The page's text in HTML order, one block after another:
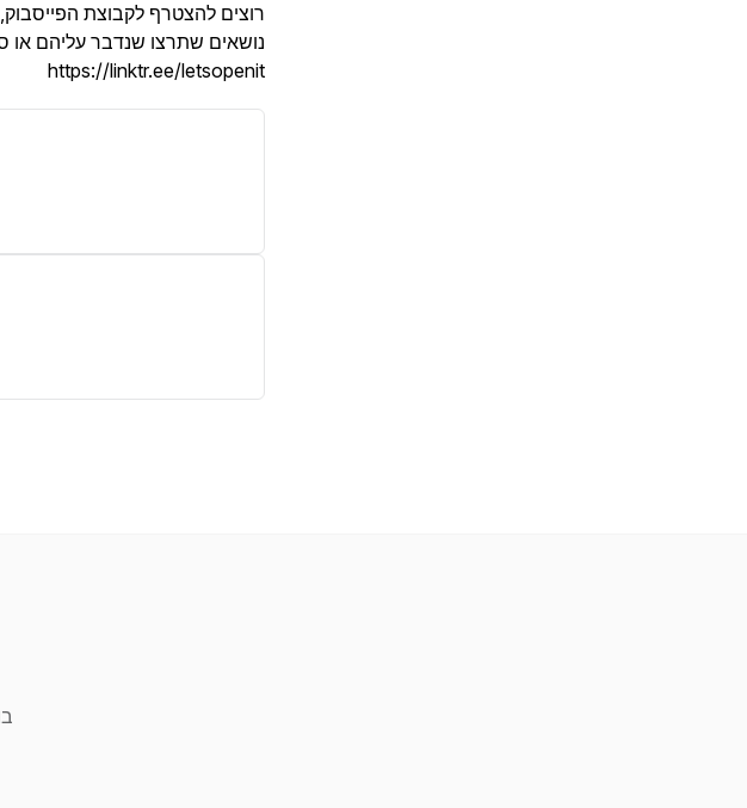
רוצים להצטרף לקבוצת
נושאים שתרצו שנדבר עליהם או
https://linktr.ee/letsopenit